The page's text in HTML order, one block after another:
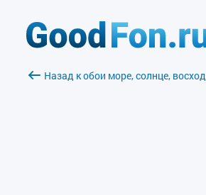
Назад к обои море, солнце, восход